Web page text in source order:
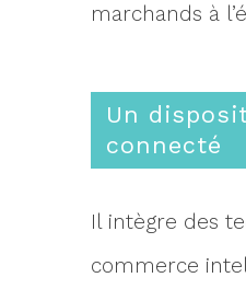
marchands à
Un
connecté
Il intègre des
commerce